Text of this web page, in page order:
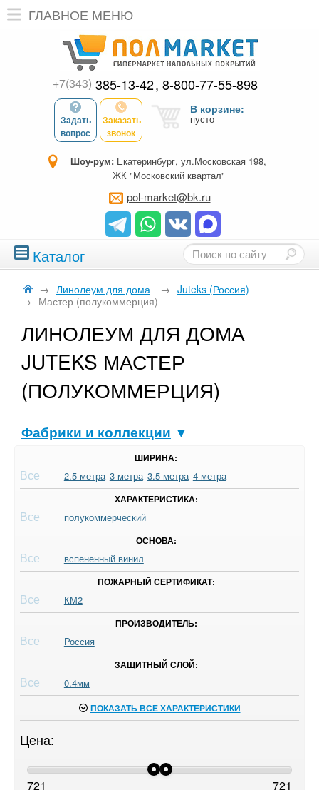
ГЛАВНОЕ МЕНЮ
+7(343) 385-13-42 8-800-77-55-898
Задать
вопрос
Заказать
звонок
В корзине:
пусто
Шоу-рум: Екатеринбург, ул.Московская 198,
ЖК "Московский квартал"
pol-market@bk.ru
Каталог
→ Линолеум для дома → Juteks (Россия)
→ Мастер (полукоммерция)
ЛИНОЛЕУМ ДЛЯ ДОМА
JUTEKS МАСТЕР
(ПОЛУКОММЕРЦИЯ)
Фабрики и коллекции ▼
ШИРИНА:
Все 2.5 метра 3 метра 3.5 метра 4 метра
ХАРАКТЕРИСТИКА:
Все полукоммерческий
ОСНОВА:
Все вспененный винил
ПОЖАРНЫЙ СЕРТИФИКАТ:
Все КМ2
ПРОИЗВОДИТЕЛЬ:
Все Россия
ЗАЩИТНЫЙ СЛОЙ:
Все 0.4мм
ПОКАЗАТЬ ВСЕ ХАРАКТЕРИСТИКИ
Цена:
721 721